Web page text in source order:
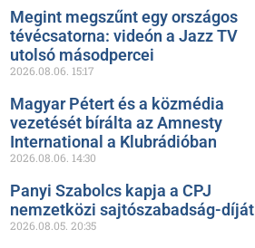
Megint megszűnt egy országos
tévécsatorna: videón a Jazz TV
utolsó másodpercei
2026.08.06. 15:17
Magyar Pétert és a közmédia
vezetését bírálta az Amnesty
International a Klubrádióban
2026.08.06. 14:30
Panyi Szabolcs kapja a CPJ
nemzetközi sajtószabadság-díját
2026.08.05. 20:35